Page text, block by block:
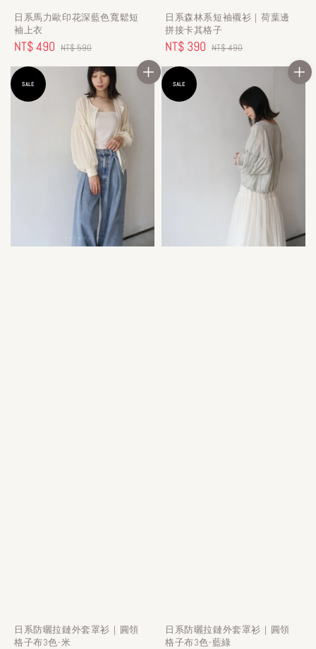
日系馬力歐印花深藍色寬鬆短
袖上衣
Sale
price
NT$ 490 Regular
price
NT$ 590
日系森林系短袖襯衫｜荷葉邊
拼接卡其格子
Sale
price
NT$ 390 Regular
price
NT$ 490
SALE
日系防曬拉鏈外套罩衫｜圓領
格子布3色-米
SALE
日系防曬拉鏈外套罩衫｜圓領
格子布3色-藍綠